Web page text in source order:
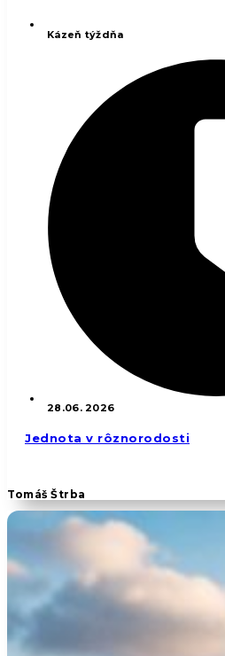
Kázeň týždňa
28.06. 2026
Jednota v rôznorodosti
Tomáš Štrba